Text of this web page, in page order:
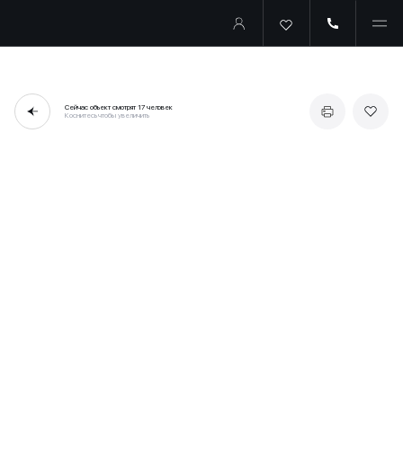
Сейчас объект смотрят17 человек
Коснитесь чтобы увеличить